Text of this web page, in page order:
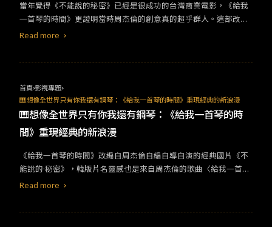
神秘的行為讓宥俊感到困惑。當貞雅某天突然消失後，宥俊開始尋
找她的下落，並發現了她的隱藏秘密…
當年覺得《不能說的秘密》已經是很成功的台灣商業電影，《給我
一首琴的時間》更證明當時周杰倫的創意真的超乎群人。這部改編
電影不只是照本宣科，大致上的架構並未不同，但無倫是情節的細
壓力而罹患重病，變的懼怕鋼琴的設定，使得男主角更有成長的變
化，他隨著與女主角貞雅的相遇而逐漸重新喜歡上鋼琴。另外，
《給我一首琴的時間》還藉由蕭邦的故事，來加強愛情的意象，蕭
邦因為愛妻而有了許多創作的動力，顯現卓越的創作者需要的不只
是天賦，而是在日常也必須存在著熱愛的人，情感更是創作重要的
推力，象徵了宥俊與貞雅兩個人之間的情感影響。 近幾年台灣一直
在找尋什麼是成功的商業電影，當時周杰倫自編自導的《不能說的
Read more
首頁 影視專題
🎹想像全世界只有你我還有鋼琴：《給我一首琴的時間》重現經典的新浪漫
🎹想像全世界只有你我還有鋼琴：《給我一首琴的時
間》重現經典的新浪漫
《給我一首琴的時間》改編自周杰倫自編自導自演的經典國片《不
能說的·秘密》，韓版片名靈感也是來自周杰倫的歌曲〈給我一首歌
的時間〉。《不能說的·秘密》片中小雨和葉湘倫穿越了相差二十年
Read more